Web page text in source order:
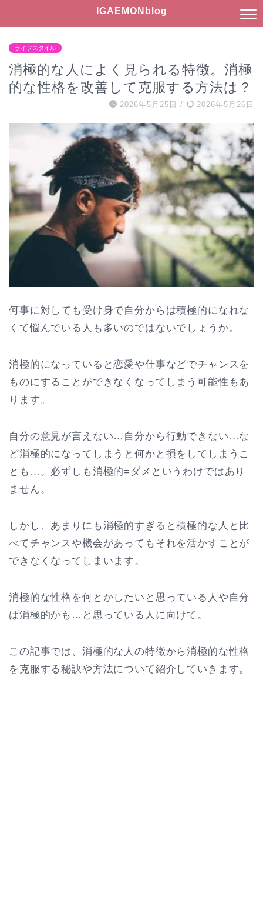
IGAEMONblog
ライフスタイル
消極的な人によく見られる特徴。消極
的な性格を改善して克服する方法は？
2026年5月25日 / 2026年5月26日
何事に対しても受け身で自分からは積極的になれな
くて悩んでいる人も多いのではないでしょうか。
消極的になっていると恋愛や仕事などでチャンスを
ものにすることができなくなってしまう可能性もあ
ります。
自分の意見が言えない…自分から行動できない…な
ど消極的になってしまうと何かと損をしてしまうこ
とも…。必ずしも消極的=ダメというわけではあり
ません。
しかし、あまりにも消極的すぎると積極的な人と比
べてチャンスや機会があってもそれを活かすことが
できなくなってしまいます。
消極的な性格を何とかしたいと思っている人や自分
は消極的かも…と思っている人に向けて。
この記事では、消極的な人の特徴から消極的な性格
を克服する秘訣や方法について紹介していきます。